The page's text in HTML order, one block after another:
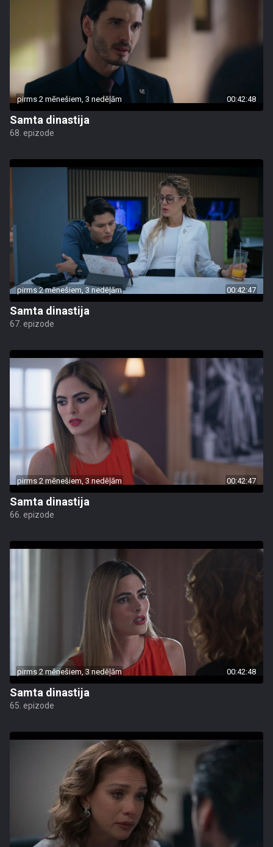
pirms 2 mēnešiem, 3 nedēļām 00:42:48
Samta dinastija
68. epizode
pirms 2 mēnešiem, 3 nedēļām 00:42:47
Samta dinastija
67. epizode
pirms 2 mēnešiem, 3 nedēļām 00:42:47
Samta dinastija
66. epizode
pirms 2 mēnešiem, 3 nedēļām 00:42:48
Samta dinastija
65. epizode